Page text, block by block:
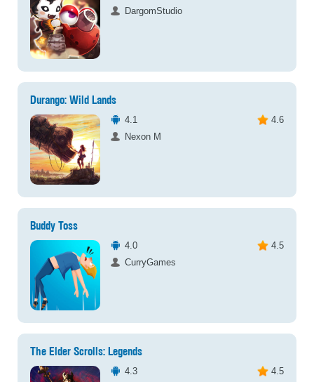
DargomStudio
Durango: Wild Lands
4.1
4.6
Nexon M
Buddy Toss
4.0
4.5
CurryGames
The Elder Scrolls: Legends
4.3
4.5